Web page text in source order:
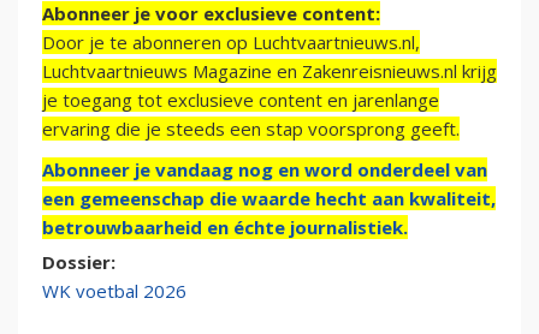
Abonneer je voor exclusieve content:
Door je te abonneren op Luchtvaartnieuws.nl,
Luchtvaartnieuws Magazine en Zakenreisnieuws.nl krijg
je toegang tot exclusieve content en jarenlange
ervaring die je steeds een stap voorsprong geeft.
Abonneer je vandaag nog en word onderdeel van
een gemeenschap die waarde hecht aan kwaliteit,
betrouwbaarheid en échte journalistiek.
Dossier:
WK voetbal 2026